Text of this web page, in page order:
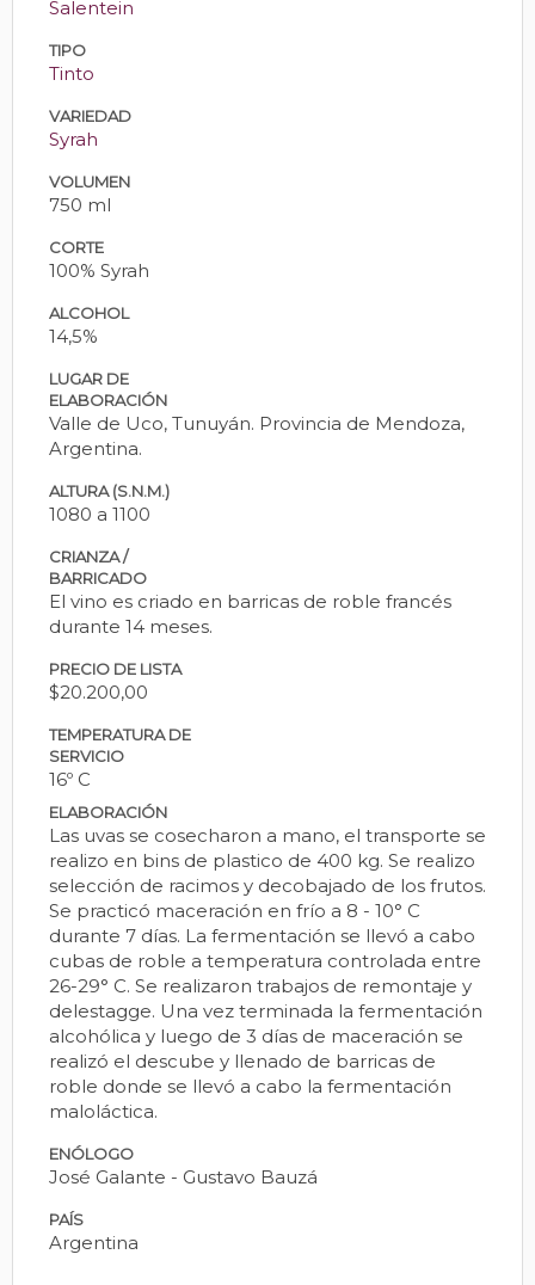
Salentein
TIPO
Tinto
VARIEDAD
Syrah
VOLUMEN
750 ml
CORTE
100% Syrah
ALCOHOL
14,5%
LUGAR DE
ELABORACIÓN
Valle de Uco, Tunuyán. Provincia de Mendoza,
Argentina.
ALTURA (S.N.M.)
1080 a 1100
CRIANZA /
BARRICADO
El vino es criado en barricas de roble francés
durante 14 meses.
PRECIO DE LISTA
$20.200,00
TEMPERATURA DE
SERVICIO
16º C
ELABORACIÓN
Las uvas se cosecharon a mano, el transporte se
realizo en bins de plastico de 400 kg. Se realizo
selección de racimos y decobajado de los frutos.
Se practicó maceración en frío a 8 - 10° C
durante 7 días. La fermentación se llevó a cabo
cubas de roble a temperatura controlada entre
26-29° C. Se realizaron trabajos de remontaje y
delestagge. Una vez terminada la fermentación
alcohólica y luego de 3 días de maceración se
realizó el descube y llenado de barricas de
roble donde se llevó a cabo la fermentación
maloláctica.
ENÓLOGO
José Galante - Gustavo Bauzá
PAÍS
Argentina